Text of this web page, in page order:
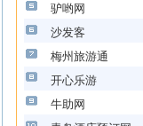
驴哟网
沙发客
梅州旅游通
开心乐游
牛助网